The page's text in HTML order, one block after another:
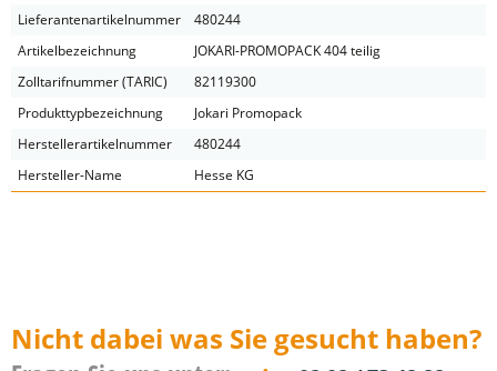
Lieferantenartikelnummer
480244
Artikelbezeichnung
JOKARI-PROMOPACK 404 teilig
Zolltarifnummer (TARIC)
82119300
Produkttypbezeichnung
Jokari Promopack
Herstellerartikelnummer
480244
Hersteller-Name
Hesse KG
Nicht dabei was Sie gesucht haben?